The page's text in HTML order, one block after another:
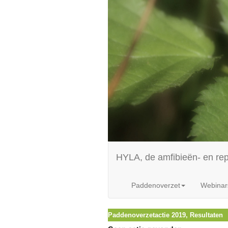
HYLA, de amfibieën- en
Paddenoverzet
Paddenoverzetactie 2019, Resultaten